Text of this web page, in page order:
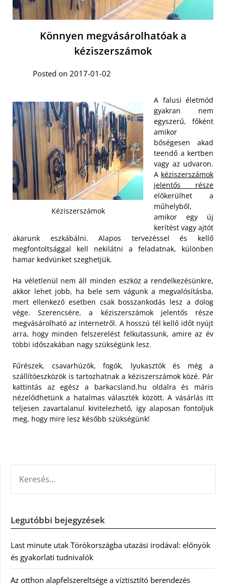
Könnyen megvásárolhatóak a
kéziszerszámok
Posted on 2017-01-02
Kéziszerszámok
A falusi életmód
gyakran nem
egyszerű, főként
amikor
bőségesen akad
teendő a kertben
vagy az udvaron.
A kéziszerszámok
jelentős része
előkerülhet a
műhelyből,
amikor egy új
kerítést vagy ajtót
akarunk eszkábálni. Alapos tervezéssel és kellő
megfontoltsággal kell nekilátni a feladatnak, különben
hamar kedvünket szeghetjük.
Ha véletlenül nem áll minden eszköz a rendelkezésünkre,
akkor lehet jobb, ha bele sem vágunk a megvalósításba,
mert ellenkező esetben csak bosszankodás lesz a dolog
vége. Szerencsére, a kéziszerszámok jelentős része
megvásárolható az internetről. A hosszú tél kellő időt nyújt
arra, hogy minden felszerelést felkutassunk, amire az év
többi időszakában nagy szükségünk lesz.
Fűrészek, csavarhúzók, fogók, lyukasztók és még a
szállítóeszközök is tartozhatnak a kéziszerszámok közé. Pár
kattintás az egész a barkacsland.hu oldalra és máris
nézelődhetünk a hatalmas választék között. A vásárlás itt
teljesen zavartalanul kivitelezhető, így alaposan fontoljuk
meg, hogy mire lesz később szükségünk!
Legutóbbi bejegyzések
Last minute utak Törökországba utazási irodával: előnyök
és gyakorlati tudnivalók
Az otthon alapfelszereltsége a víztisztító berendezés